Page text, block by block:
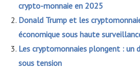
crypto-monnaie en 2025
Donald Trump et les
économique sous haute
Les cryptomonnaies plongent : un
sous tension